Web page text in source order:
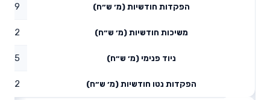
הפקדות חודשיות (מ׳ ש״ח) 0.09
משיכות חודשיות (מ׳ ש״ח) 0.02
ניוד פנימי (מ׳ ש״ח) 1.65
הפקדות נטו חודשיות (מ׳ ש״ח) 1.72